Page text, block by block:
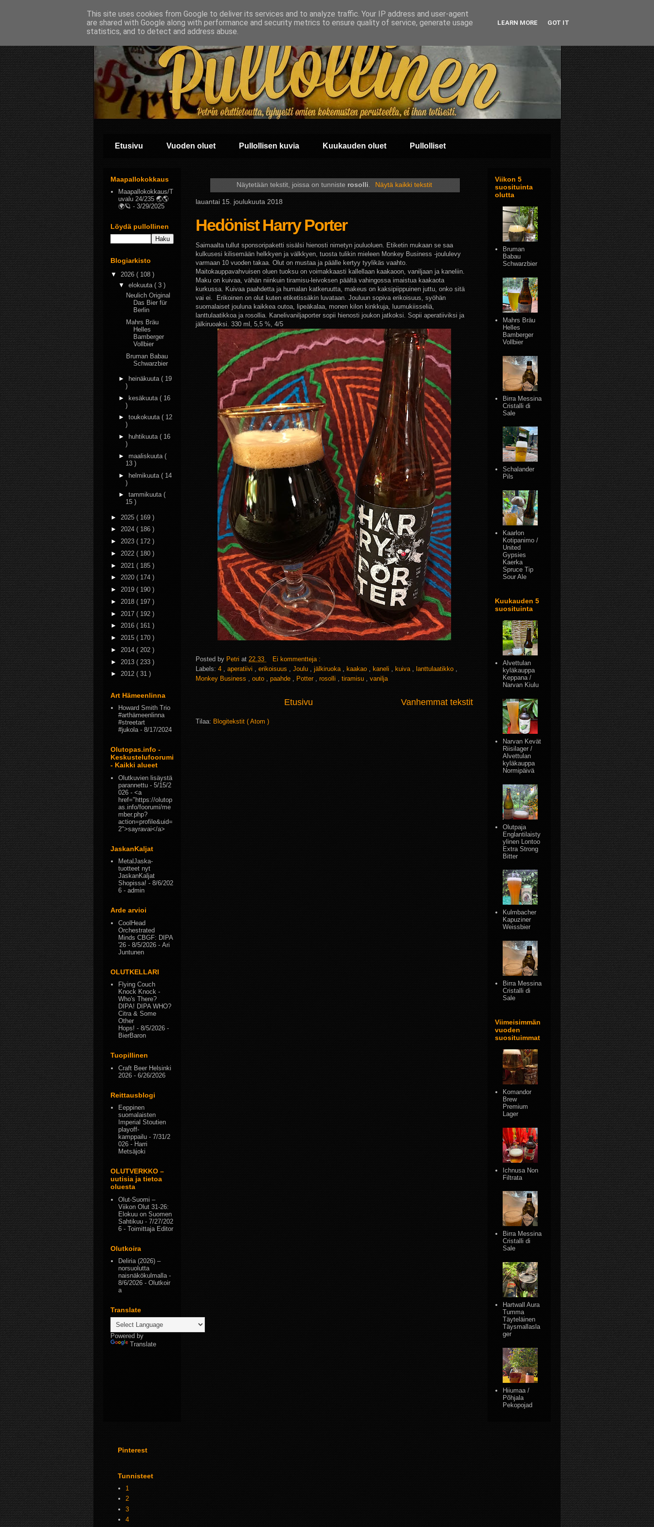
Etusivu Vuoden oluet Pullollisen kuvia Kuukauden oluet Pullolliset
Näytetään tekstit, joissa on tunniste rosolli. Näytä kaikki tekstit
lauantai 15. joulukuuta 2018
Hedönist Harry Porter
Saimaalta tullut sponsoripaketti sisälsi hienosti nimetyn jouluoluen. Etiketin mukaan se saa
kulkusesi kilisemään helkkyen ja välkkyen, tuosta tulikin mieleen Monkey Business -joululevy
varmaan 10 vuoden takaa. Olut on mustaa ja päälle kertyy tyylikäs vaahto.
Maitokauppavahvuisen oluen tuoksu on voimakkaasti kallellaan kaakaoon, vaniljaan ja kaneliin.
Maku on kuivaa, vähän niinkuin tiramisu-leivoksen päältä vahingossa imaistua kaakaota
kurkussa. Kuivaa paahdetta ja humalan katkeruutta, makeus on kaksipiippuinen juttu, onko sitä
vai ei. Erikoinen on olut kuten etiketissäkin luvataan. Jouluun sopiva erikoisuus, syöhän
suomalaiset jouluna kaikkea outoa, lipeäkalaa, monen kilon kinkkuja, luumukiisseliä,
lanttulaatikkoa ja rosollia. Kanelivaniljaporter sopii hienosti joukon jatkoksi. Sopii aperatiiviksi ja
jälkiruoaksi. 330 ml, 5,5 %, 4/5
Posted by Petri at 22.33
Ei kommentteja :
Labels: 4 , aperatiivi , erikoisuus , Joulu , jälkiruoka , kaakao , kaneli , kuiva , lanttulaatikko ,
Monkey Business , outo , paahde , Potter , rosolli , tiramisu , vanilja
Vanhemmat tekstit
Etusivu
Tilaa: Blogitekstit ( Atom )
Maapallokokkaus
Maapallokokkaus/T
uvalu 24/235 🌏🌎
🌍🪐 - 3/29/2025
Löydä pullollinen
Blogiarkisto
▼ 2026 ( 108 )
▼ elokuuta ( 3 )
Neulich Original
Das Bier für
Berlin
Mahrs Bräu
Helles
Bamberger
Vollbier
Bruman Babau
Schwarzbier
► heinäkuuta ( 19
)
► kesäkuuta ( 16
)
► toukokuuta ( 12
)
►
huhtikuuta ( 16
)
► maaliskuuta (
13 )
► helmikuuta ( 14
)
► tammikuuta (
15 )
► 2025 ( 169 )
► 2024 ( 186 )
► 2023 ( 172 )
► 2022 ( 180 )
► 2021 ( 185 )
► 2020 ( 174 )
► 2019 ( 190 )
► 2018 ( 197 )
► 2017 ( 192 )
► 2016 ( 161 )
► 2015 ( 170 )
► 2014 ( 202 )
► 2013 ( 233 )
► 2012 ( 31 )
Art Hämeenlinna
Howard Smith Trio
#arthämeenlinna
#streetart
#jukola- 8/17/2024
Olutopas.info -
Keskustelufoorumi
- Kaikki alueet
Olutkuvien lisäystä
parannettu - 5/15/2
026 - <a
href="https://olutop
as.info/foorumi/me
mber.php?
action=profile&uid=
2">sayravai</a>
JaskanKaljat
MetalJaska-
tuotteet nyt
JaskanKaljat
Shopissa! - 8/6/202
6 - admin
Arde arvioi
CoolHead
Orchestrated
Minds CBGF: DIPA
'26 - 8/5/2026 - Ari
Juntunen
OLUTKELLARI
Flying Couch
Knock Knock -
Who's There?
DIPA! DIPA WHO?
Citra & Some
Other
Hops! - 8/5/2026 -
BierBaron
Tuopillinen
Craft Beer Helsinki
2026 - 6/26/2026
Reittausblogi
Eeppinen
suomalaisten
Imperial Stoutien
playoff-
kamppailu - 7/31/2
026 - Harri
Metsäjoki
OLUTVERKKO –
uutisia ja tietoa
oluesta
Olut-Suomi –
Viikon Olut 31-26:
Elokuu on Suomen
Sahtikuu - 7/27/202
6 - Toimittaja Editor
Olutkoira
Deliria (2026) –
norsuolutta
naisnäkökulmalla-
8/6/2026 - Olutkoir
a
Translate
Powered by
Translate
Viikon 5
suosituinta
olutta
Bruman
Babau
Schwarzbier
Mahrs Bräu
Helles
Bamberger
Vollbier
Birra Messina
Cristalli di
Sale
Schalander
Pils
Kaarlon
Kotipanimo /
United
Gypsies
Kaerka
Spruce Tip
Sour Ale
Kuukauden 5
suosituinta
Alvettulan
kyläkauppa
Keppana /
Narvan Kiulu
Narvan Kevät
Riisilager /
Alvettulan
kyläkauppa
Normipäivä
Olutpaja
Englantilaisty
ylinen Lontoo
Extra Strong
Bitter
Kulmbacher
Kapuziner
Weissbier
Birra Messina
Cristalli di
Sale
Viimeisimmän
vuoden
suosituimmat
Komandor
Brew
Premium
Lager
Ichnusa Non
Filtrata
Birra Messina
Cristalli di
Sale
Hartwall Aura
Tumma
Täyteläinen
Täysmallasla
ger
Hiiumaa /
Põhjala
Pekopojad
Pinterest
Tunnisteet
1
2
3
4
This site uses cookies from Google to deliver its services and to analyze traffic. Your IP address and user-agent
are shared with Google along with performance and security metrics to ensure quality of service, generate usage
statistics, and to detect and address abuse.
LEARN MORE GOT IT